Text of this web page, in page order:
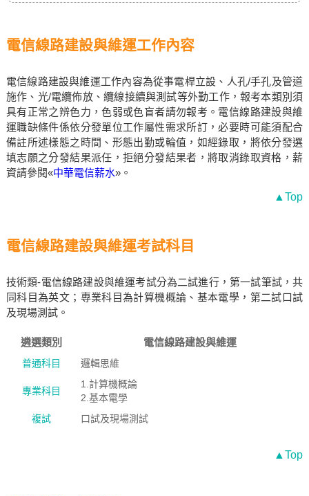
電信線路建設與維運工作內容
電信線路建設與維運工作內容為從事電桿立設、人孔/手孔及管道
施作、光/電纜佈放、纜線接續與測試等外勤工作，報考本類別須
具有正常之辨色力，色弱或色盲者請勿報考。電信線路建設與維
運職缺條件係依分發單位工作屬性需求所訂，必要時可能須配合
備註所述樣態之時間、形態出勤或輪值，如經錄取，將依分發選
填志願之分發結果派任，拒絕分發結果者，將取消錄取資格，薪
資請參閱«中華電信薪水»。
▲Top
電信線路建設與維運考試科目
技術類-電信線路建設與維運考試分為二試進行，第一試筆試，共
同科目為英文；專業科目為計算機概論、基本電學，第二試口試
及現場測試。
遴選類別 電信線路建設與維運
普通科目 邏輯思維
專業科目
1.計算機概論
2.基本電學
複試
口試及現場測試
▲Top